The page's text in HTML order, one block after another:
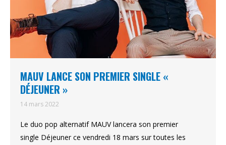
MAUV LANCE SON PREMIER SINGLE «
DÉJEUNER »
14 mars 2022
Le duo pop alternatif MAUV lancera son premier
single Déjeuner ce vendredi 18 mars sur toutes les